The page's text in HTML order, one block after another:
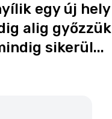
egy új hely
alig győzzük
sikerül...